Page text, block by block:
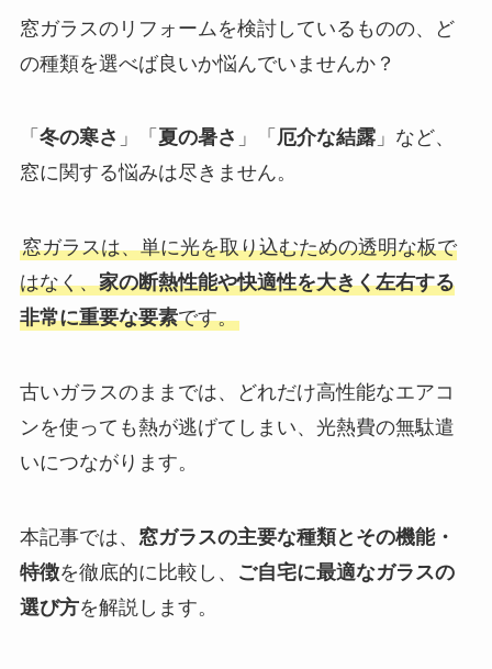
窓ガラスのリフォームを検討しているものの、ど
の種類を選べば良いか悩んでいませんか？
「 冬の寒さ 」「 夏の暑さ 」「 厄介な結露」など、
窓に関する悩みは尽きません。
窓ガラスは、単に光を取り込むための透明な板で
はなく、家の断熱性能や快適性を大きく左右する
非常に重要な要素です。
古いガラスのままでは、どれだけ高性能なエアコ
ンを使っても熱が逃げてしまい、光熱費の無駄遣
いにつながります。
本記事では、 窓ガラスの主要な種類とその機能・
特徴を徹底的に比較し、
ご自宅に最適なガラスの
選び方を解説します。